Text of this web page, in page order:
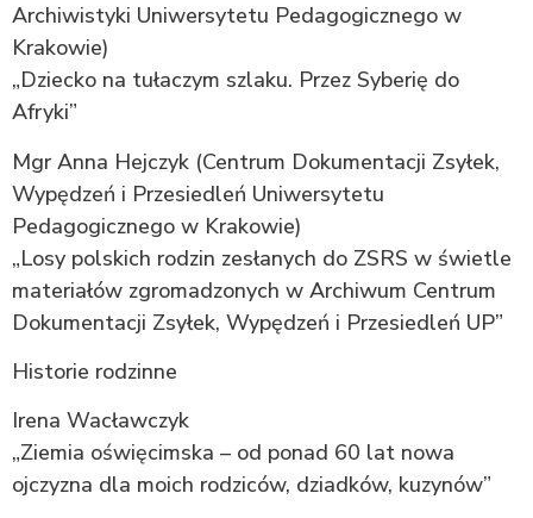
Archiwistyki Uniwersytetu Pedagogicznego w
Krakowie)
„Dziecko na tułaczym szlaku. Przez Syberię do
Afryki”
Mgr Anna Hejczyk (Centrum Dokumentacji Zsyłek,
Wypędzeń i Przesiedleń Uniwersytetu
Pedagogicznego w Krakowie)
„Losy polskich rodzin zesłanych do ZSRS w świetle
materiałów zgromadzonych w Archiwum Centrum
Dokumentacji Zsyłek, Wypędzeń i Przesiedleń UP”
Historie rodzinne
Irena Wacławczyk
„Ziemia oświęcimska – od ponad 60 lat nowa
ojczyzna dla moich rodziców, dziadków, kuzynów”